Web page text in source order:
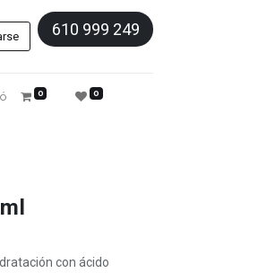
610 999 249
0 0
con ácido